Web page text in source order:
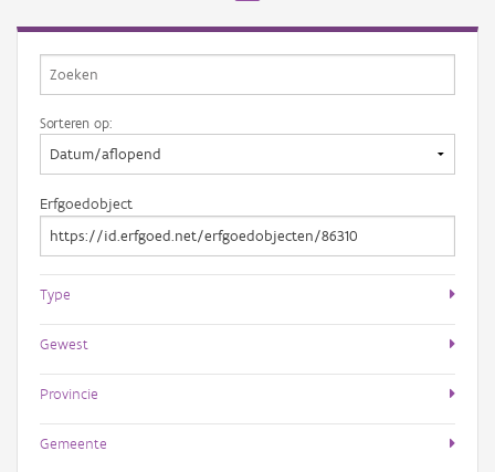
Sorteren op:
Erfgoedobject
Type
Gewest
Provincie
Gemeente